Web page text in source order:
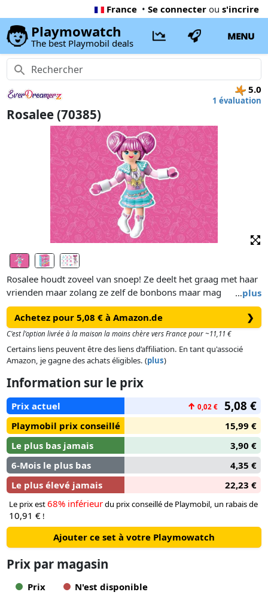
France • Se connecter ou s'incrire
Playmowatch
The best Playmobil deals
MENU
5.0
1 évaluation
Rosalee (70385)
…plus
Rosalee houdt zoveel van snoep! Ze deelt het graag met haar
vrienden maar zolang ze zelf de bonbons maar mag
opeten.Door haar warme en hartelijke karakter is ze er altijd
voor haar vrienden. Incl. armband, juwelen en snoep-
bedeltjes, ruilkaart, stickers en vele andere accessoires.
Achetez pour 5,08 € à Amazon.de ❯
C'est l'option livrée à la maison la moins chère vers France pour ~11,11 €
Certains liens peuvent être des liens d’affiliation. En tant qu'associé
Amazon, je gagne des achats éligibles. (plus)
Information sur le prix
Prix actuel ↑ 0,02 € 5,08 €
Playmobil prix conseillé
15,99 €
Le plus bas jamais
3,90 €
6-Mois le plus bas
4,35 €
Le plus élevé jamais
22,23 €
Le prix est68% inférieurdu prix conseillé de Playmobil, un rabais de
10,91 € !
Ajouter ce set à votre Playmowatch
Prix ​​par magasin
Prix
N'est disponible